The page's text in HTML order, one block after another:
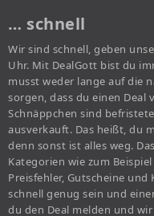
… schnell
Wir sind schnell, geben
Uhr. Mit DealGott bist du
musst weder lange auf die
sorgen, dass du einen Deal
Schnäppchen sind
ausverkauft. Das heißt, du
denn sonst ist alles weg.
Kategorien wie zum
Preisfehler, Gutscheine
schnell genug sein und
du den Deal melden und